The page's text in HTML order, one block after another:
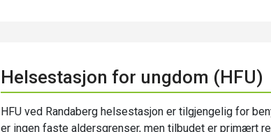
Helsestasjon for ungdom (HFU)
HFU ved Randaberg helsestasjon er tilgjengelig for
er ingen faste aldersgrenser, men tilbudet er primært